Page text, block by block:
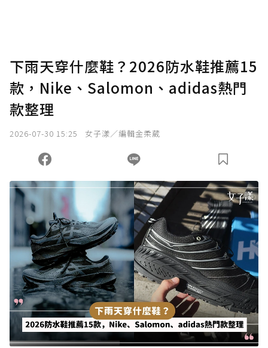
下雨天穿什麼鞋？2026防水鞋推薦15
款，Nike、Salomon、adidas熱門
款整理
2026-07-30 15:25 女子漾／編輯金柔葳